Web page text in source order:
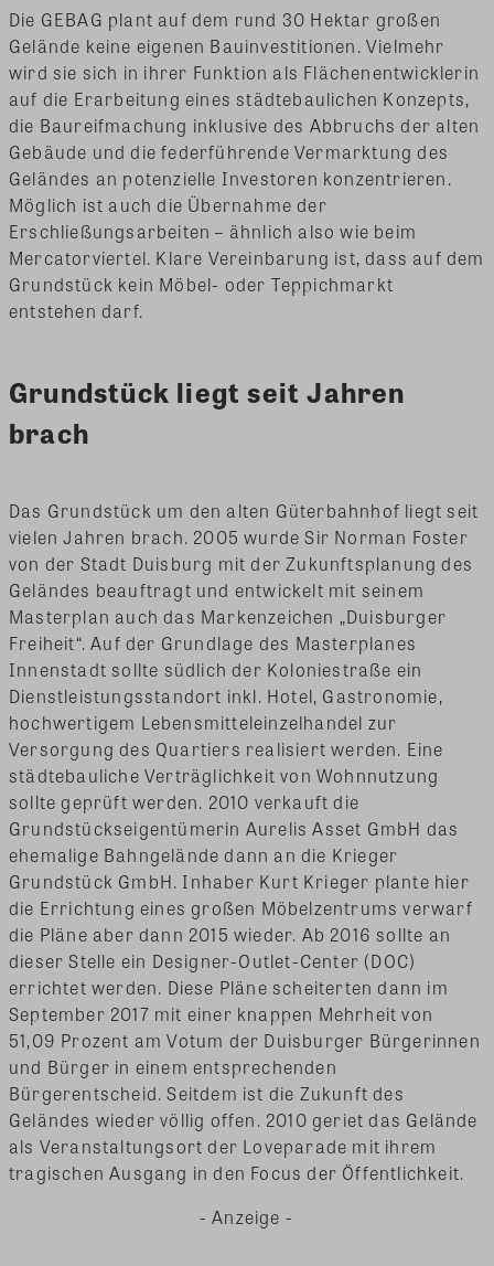
Die GEBAG plant auf dem rund 30 Hektar großen
Gelände keine eigenen Bauinvestitionen. Vielmehr
wird sie sich in ihrer Funktion als Flächenentwicklerin
auf die Erarbeitung eines städtebaulichen Konzepts,
die Baureifmachung inklusive des Abbruchs der alten
Gebäude und die federführende Vermarktung des
Geländes an potenzielle Investoren konzentrieren.
Möglich ist auch die Übernahme der
Erschließungsarbeiten – ähnlich also wie beim
Mercatorviertel. Klare Vereinbarung ist, dass auf dem
Grundstück kein Möbel- oder Teppichmarkt
entstehen darf.
Grundstück liegt seit Jahren
brach
Das Grundstück um den alten Güterbahnhof liegt seit
vielen Jahren brach. 2005 wurde Sir Norman Foster
von der Stadt Duisburg mit der Zukunftsplanung des
Geländes beauftragt und entwickelt mit seinem
Masterplan auch das Markenzeichen „Duisburger
Freiheit“. Auf der Grundlage des Masterplanes
Innenstadt sollte südlich der Koloniestraße ein
Dienstleistungsstandort inkl. Hotel, Gastronomie,
hochwertigem Lebensmitteleinzelhandel zur
Versorgung des Quartiers realisiert werden. Eine
städtebauliche Verträglichkeit von Wohnnutzung
sollte geprüft werden. 2010 verkauft die
Grundstückseigentümerin Aurelis Asset GmbH das
ehemalige Bahngelände dann an die Krieger
Grundstück GmbH. Inhaber Kurt Krieger plante hier
die Errichtung eines großen Möbelzentrums verwarf
die Pläne aber dann 2015 wieder. Ab 2016 sollte an
dieser Stelle ein Designer-Outlet-Center (DOC)
errichtet werden. Diese Pläne scheiterten dann im
September 2017 mit einer knappen Mehrheit von
51,09 Prozent am Votum der Duisburger Bürgerinnen
und Bürger in einem entsprechenden
Bürgerentscheid. Seitdem ist die Zukunft des
Geländes wieder völlig offen. 2010 geriet das Gelände
als Veranstaltungsort der Loveparade mit ihrem
tragischen Ausgang in den Focus der Öffentlichkeit.
- Anzeige -